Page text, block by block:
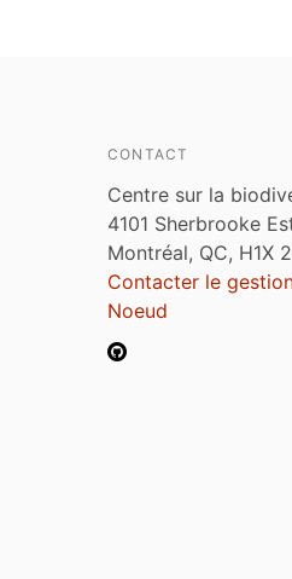
CONTACT
Centre sur la
4101 Sherbrooke
Montréal, QC, H1X
Contacter le
Noeud